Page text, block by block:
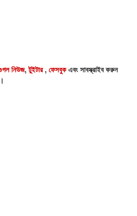
নিউজ,টুইটার,ফেসবুকএবং সাবস্ক্রাইব করুন